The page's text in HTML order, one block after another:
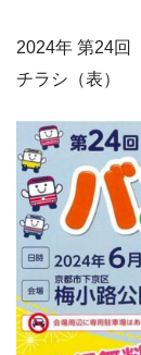
2024年 第24回
チラシ（表）